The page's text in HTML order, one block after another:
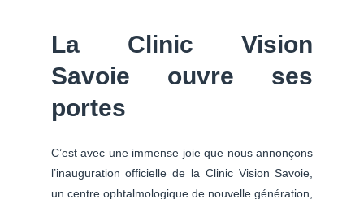
La Clinic Vision
Savoie ouvre ses
portes
C’est avec une immense joie que nous annonçons
l’inauguration officielle de la Clinic Vision Savoie,
un centre ophtalmologique de nouvelle génération,